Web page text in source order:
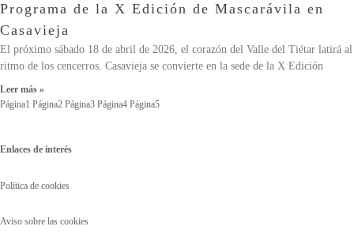
Programa de la X Edición de Mascarávila en
Casavieja
El próximo sábado 18 de abril de 2026, el corazón del Valle del Tiétar latirá al
ritmo de los cencerros. Casavieja se convierte en la sede de la X Edición
Leer más »
Página1 Página2 Página3 Página4 Página5
Enlaces de interés
Política de cookies
Aviso sobre las cookies